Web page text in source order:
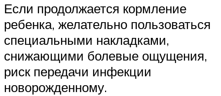
Если продолжается кормление
ребенка, желательно пользоваться
специальными накладками,
снижающими болевые ощущения,
риск передачи инфекции
новорожденному.